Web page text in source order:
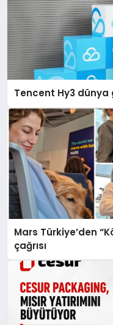
Tencent Hy3 dünya
Mars Türkiye’den
çağrısı